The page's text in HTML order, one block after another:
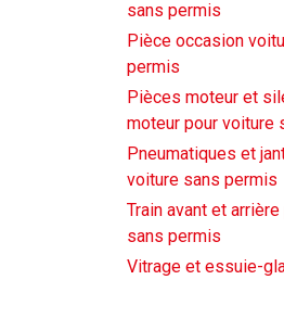
sans permis
Pièce occasion
permis
Pièces moteur et
moteur pour voiture
Pneumatiques et
voiture sans permis
Train avant et
sans permis
Vitrage et essuie-